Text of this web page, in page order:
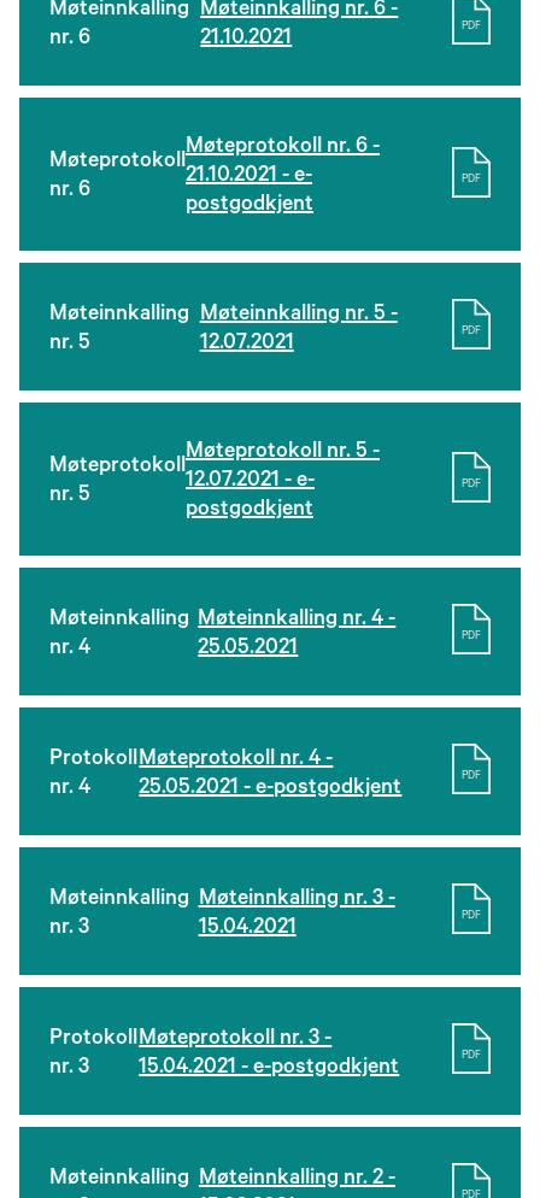
Møteinnkalling
nr. 6
Møteinnkalling nr. 6 -
21.10.2021
PDF
Møteprotokoll
nr. 6
Møteprotokoll nr. 6 -
21.10.2021 - e-
postgodkjent
PDF
Møteinnkalling
nr. 5
Møteinnkalling nr. 5 -
12.07.2021
PDF
Møteprotokoll
nr. 5
Møteprotokoll nr. 5 -
12.07.2021 - e-
postgodkjent
PDF
Møteinnkalling
nr. 4
Møteinnkalling nr. 4 -
25.05.2021
PDF
Protokoll
nr. 4
Møteprotokoll nr. 4 -
25.05.2021 - e-postgodkjent
PDF
Møteinnkalling
nr. 3
Møteinnkalling nr. 3 -
15.04.2021
PDF
Protokoll
nr. 3
Møteprotokoll nr. 3 -
15.04.2021 - e-postgodkjent
PDF
Møteinnkalling Møteinnkalling nr. 2 -